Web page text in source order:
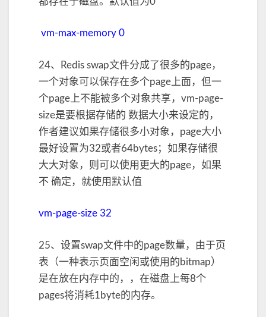
vm-max-memory 0
24、Redis swap文件分成了很多的page，
一个对象可以保存在多个page上面，但一
个page上不能被多个对象共享，vm-page-
size是要根据存储的 数据大小来设定的，
作者建议如果存储很多小对象，page大小
最好设置为32或者64bytes；如果存储很
大大对象，则可以使用更大的page，如果
不 确定，就使用默认值
vm-page-size 32
25、设置swap文件中的page数量，由于页
表（一种表示页面空闲或使用的bitmap）
是在放在内存中的，，在磁盘上每8个
pages将消耗1byte的内存。